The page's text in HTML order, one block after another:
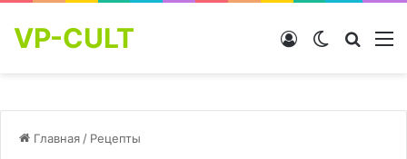
VP-CULT Switch skin
Войти
Главная / Рецепты